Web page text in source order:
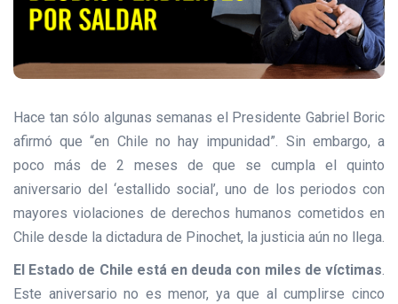
Hace tan sólo algunas semanas el Presidente Gabriel Boric
afirmó que “en Chile no hay impunidad”. Sin embargo, a
poco más de 2 meses de que se cumpla el quinto
aniversario del ‘estallido social’, uno de los periodos con
mayores violaciones de derechos humanos cometidos en
Chile desde la dictadura de Pinochet, la justicia aún no llega.
El Estado de Chile está en deuda con miles de víctimas.
Este aniversario no es menor, ya que al cumplirse cinco